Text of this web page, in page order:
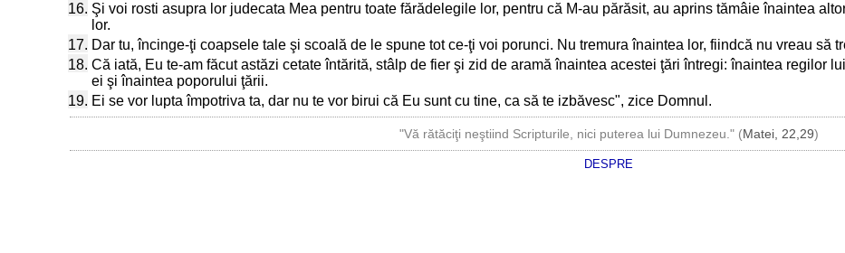
16. Şi voi rosti asupra lor judecata Mea pentru toate fărădelegile lor, pentru că M-au părăsit, au aprins tămâie înaintea
lor.
17. Dar tu, încinge-ţi coapsele tale şi scoală de le spune tot ce-ţi voi porunci. Nu tremura înaintea lor, fiindcă nu vreau să
18. Că iată, Eu te-am făcut astăzi cetate întărită, stâlp de fier şi zid de aramă înaintea acestei ţări întregi: înaintea regilor
ei şi înaintea poporului ţării.
19. Ei se vor lupta împotriva ta, dar nu te vor birui că Eu sunt cu tine, ca să te izbăvesc", zice Domnul.
"Vă rătăciţi neştiind Scripturile, nici puterea lui Dumnezeu." (Matei, 22,29)
DESPRE